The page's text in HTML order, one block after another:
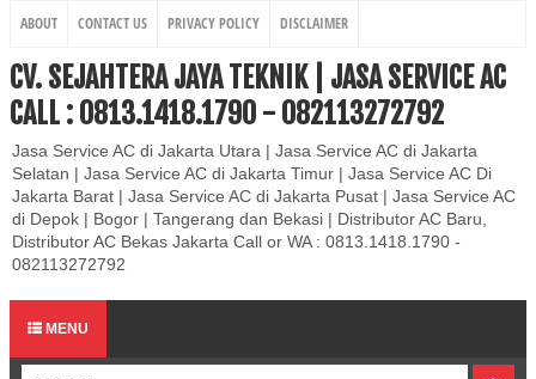
ABOUT CONTACT US PRIVACY POLICY DISCLAIMER
CV. SEJAHTERA JAYA TEKNIK | JASA SERVICE AC
CALL : 0813.1418.1790 - 082113272792
Jasa Service AC di Jakarta Utara | Jasa Service AC di Jakarta
Selatan | Jasa Service AC di Jakarta Timur | Jasa Service AC Di
Jakarta Barat | Jasa Service AC di Jakarta Pusat | Jasa Service AC
di Depok | Bogor | Tangerang dan Bekasi | Distributor AC Baru,
Distributor AC Bekas Jakarta Call or WA : 0813.1418.1790 -
082113272792
MENU